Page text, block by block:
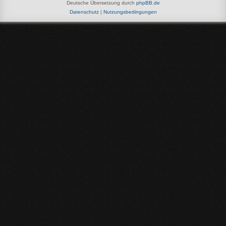
Deutsche Übersetzung durch phpBB.de
Datenschutz| Nutzungsbedingungen